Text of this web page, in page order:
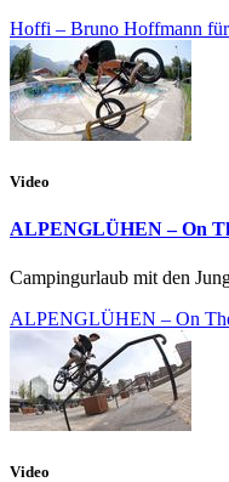
Hoffi – Bruno Hoffmann
Video
ALPENGLÜHEN – On
Campingurlaub mit den
ALPENGLÜHEN – On
Video